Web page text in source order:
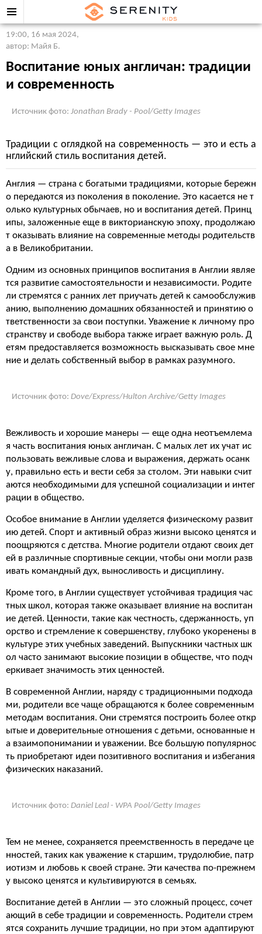
19:00, 16 мая 2024,
автор: Майя Б.
Воспитание юных англичан: традиции
и современность
Источник фото: Jonathan Brady - Pool/Getty Images
Традиции с оглядкой на современность — это и есть а
нглийский стиль воспитания детей.
Англия — страна с богатыми традициями, которые бережн
о передаются из поколения в поколение. Это касается не т
олько культурных обычаев, но и воспитания детей. Принц
ипы, заложенные еще в викторианскую эпоху, продолжаю
т оказывать влияние на современные методы родительств
а в Великобритании.
Одним из основных принципов воспитания в Англии являе
тся развитие самостоятельности и независимости. Родите
ли стремятся с ранних лет приучать детей к самообслужив
анию, выполнению домашних обязанностей и принятию о
тветственности за свои поступки. Уважение к личному про
странству и свободе выбора также играет важную роль. Д
етям предоставляется возможность высказывать свое мне
ние и делать собственный выбор в рамках разумного.
Источник фото: Dove/Express/Hulton Archive/Getty Images
Вежливость и хорошие манеры — еще одна неотъемлема
я часть воспитания юных англичан. С малых лет их учат ис
пользовать вежливые слова и выражения, держать осанк
у, правильно есть и вести себя за столом. Эти навыки счит
аются необходимыми для успешной социализации и интег
рации в общество.
Особое внимание в Англии уделяется физическому развит
ию детей. Спорт и активный образ жизни высоко ценятся и
поощряются с детства. Многие родители отдают своих дет
ей в различные спортивные секции, чтобы они могли разв
ивать командный дух, выносливость и дисциплину.
Кроме того, в Англии существует устойчивая традиция час
тных школ, которая также оказывает влияние на воспитан
ие детей. Ценности, такие как честность, сдержанность, уп
орство и стремление к совершенству, глубоко укоренены в
культуре этих учебных заведений. Выпускники частных шк
ол часто занимают высокие позиции в обществе, что подч
еркивает значимость этих ценностей.
В современной Англии, наряду с традиционными подхода
ми, родители все чаще обращаются к более современным
методам воспитания. Они стремятся построить более откр
ытые и доверительные отношения с детьми, основанные н
а взаимопонимании и уважении. Все большую популярнос
ть приобретают идеи позитивного воспитания и избегания
физических наказаний.
Источник фото: Daniel Leal - WPA Pool/Getty Images
Тем не менее, сохраняется преемственность в передаче це
нностей, таких как уважение к старшим, трудолюбие, патр
иотизм и любовь к своей стране. Эти качества по-прежнем
у высоко ценятся и культивируются в семьях.
Воспитание детей в Англии — это сложный процесс, сочет
ающий в себе традиции и современность. Родители стрем
ятся сохранить лучшие традиции, но при этом адаптируют